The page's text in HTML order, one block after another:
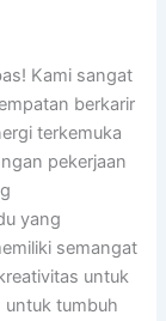
Kami sangat
berkarir
terkemuka
pekerjaan
yang
semangat
untuk
untuk tumbuh